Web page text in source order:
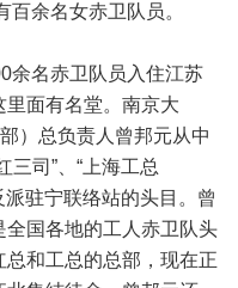
余名女赤卫队员。
余名赤卫队员入住江苏
面有名堂。南京大
）总负责人曾邦元从中
三司”、“上海工总
派驻宁联络站的头目。曾
国各地的工人赤卫队头
和工总的总部，现在正